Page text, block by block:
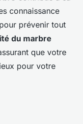
connaissance
prévenir tout
du marbre
que votre
pour votre